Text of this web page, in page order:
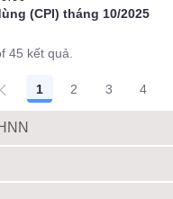
(CPI) tháng 10/2025
45 kết quả.
1 2 3 4